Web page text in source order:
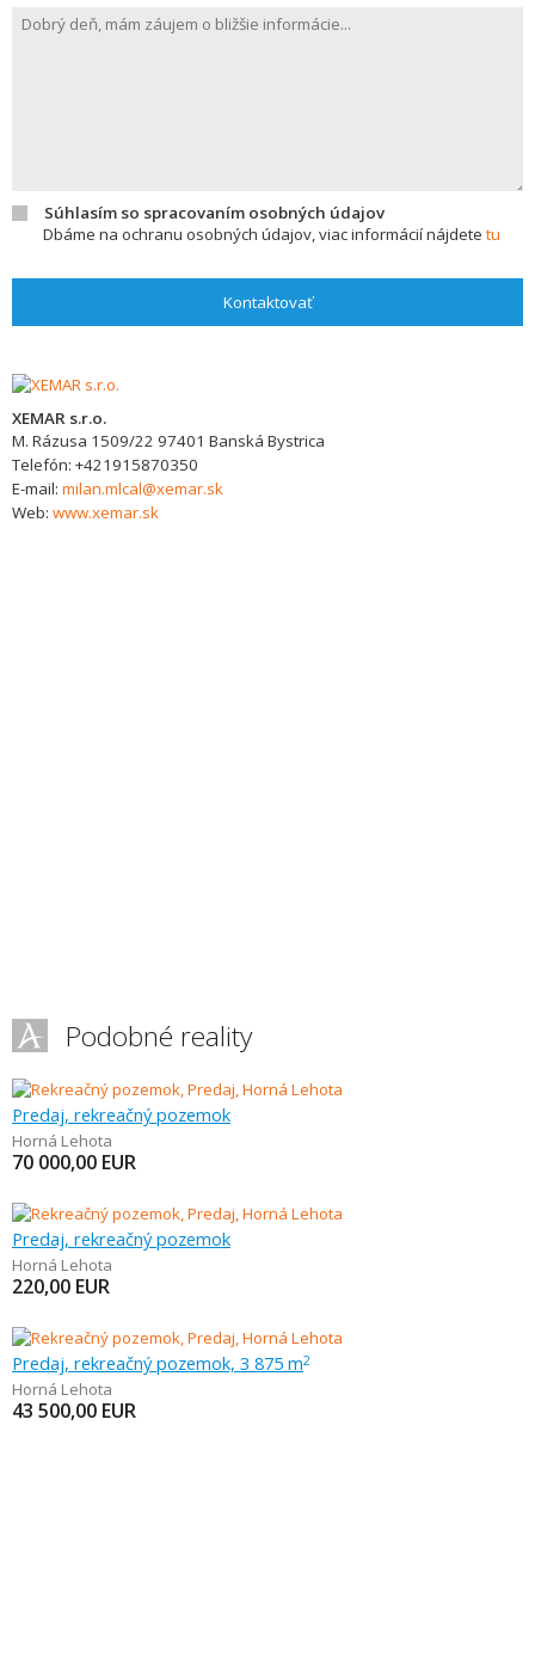
Súhlasím so spracovaním osobných údajov
Dbáme na ochranu osobných údajov, viac informácií nájdete tu
Kontaktovať
XEMAR s.r.o.
M. Rázusa 1509/22 97401 Banská Bystrica
Telefón: +421915870350
E-mail: milan.mlcal@xemar.sk
Web: www.xemar.sk
Podobné reality
Predaj, rekreačný pozemok
Horná Lehota
70 000,00 EUR
Predaj, rekreačný pozemok
Horná Lehota
220,00 EUR
Predaj, rekreačný pozemok, 3 875 m2
Horná Lehota
43 500,00 EUR